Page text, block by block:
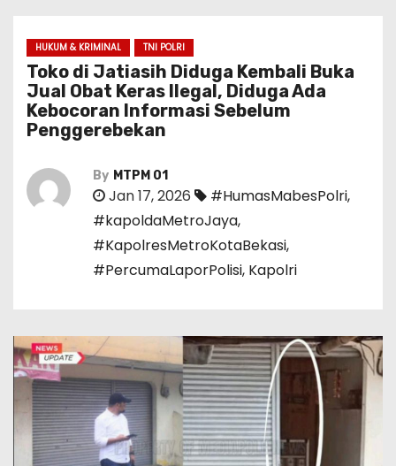
HUKUM & KRIMINAL TNI POLRI
Toko di Jatiasih Diduga Kembali Buka
Jual Obat Keras Ilegal, Diduga Ada
Kebocoran Informasi Sebelum
Penggerebekan
By MTPM 01
Jan 17, 2026 #HumasMabesPolri,
#kapoldaMetroJaya,
#KapolresMetroKotaBekasi,
#PercumaLaporPolisi, Kapolri